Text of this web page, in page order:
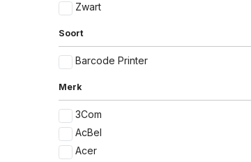
Zwart
Soort
Barcode Printer
Merk
3Com
AcBel
Acer